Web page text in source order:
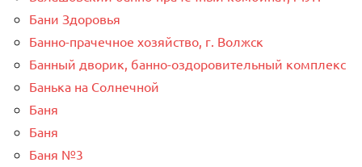
Бани Здоровья
Банно-прачечное хозяйство, г. Волжск
Банный дворик, банно-оздоровительный комплекс
Банька на Солнечной
Баня
Баня
Баня №3